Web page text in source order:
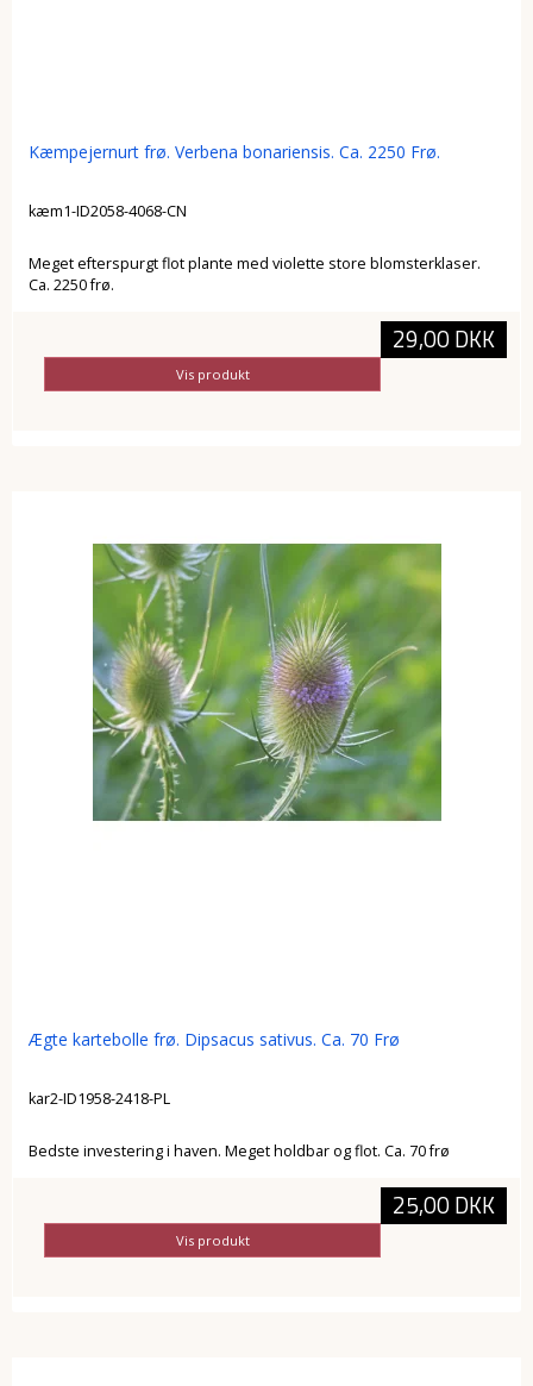
Kæmpejernurt frø. Verbena bonariensis. Ca. 2250 Frø.
kæm1-ID2058-4068-CN
Meget efterspurgt flot plante med violette store blomsterklaser.
Ca. 2250 frø.
29,00 DKK
Vis produkt
Ægte kartebolle frø. Dipsacus sativus. Ca. 70 Frø
kar2-ID1958-2418-PL
Bedste investering i haven. Meget holdbar og flot. Ca. 70 frø
25,00 DKK
Vis produkt